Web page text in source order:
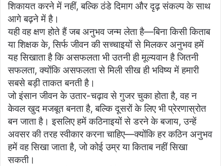
शिकायत करने में नहीं, बल्कि ठंडे दिमाग और दृढ़ संकल्प के साथ
आगे बढ़ने में है।
यही वह क्षण होते हैं जब अनुभव जन्म लेता है—बिना किसी किताब
या शिक्षक के, सिर्फ जीवन की सच्चाइयों से मिलकर अनुभव हमें
यह सिखाता है कि असफलता भी उतनी ही मूल्यवान है जितनी
सफलता, क्योंकि असफलता से मिली सीख ही भविष्य में हमारी
सबसे बड़ी ताकत बनती है।
जो इंसान जीवन के उतार-चढ़ाव से गुजर चुका होता है, वह न
केवल खुद मजबूत बनता है, बल्कि दूसरों के लिए भी प्रेरणास्रोत
बन जाता है। इसलिए हमें कठिनाइयों से डरने के बजाय, उन्हें
अवसर की तरह स्वीकार करना चाहिए—क्योंकि हर कठिन अनुभव
हमें वह सिखा जाता है, जो कोई उम्र या किताब नहीं सिखा
सकती।